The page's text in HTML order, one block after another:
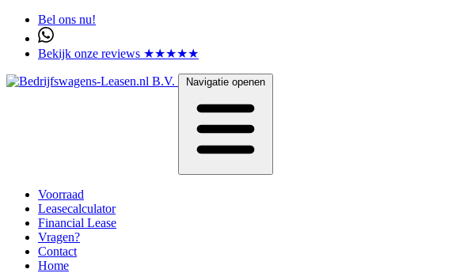
Bel ons nu!
Bekijk onze reviews ★★★★★
Navigatie openen
Voorraad
Leasecalculator
Financial Lease
Vragen?
Contact
Home